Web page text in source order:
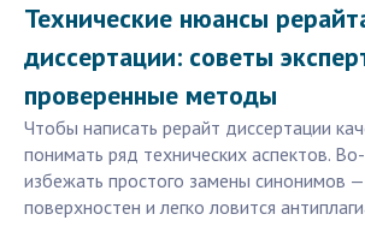
Технические нюансы
диссертации: советы
проверенные методы
Чтобы написать рерайт диссертации
понимать ряд технических аспектов.
избежать простого замены синонимов
поверхностен и легко ловится